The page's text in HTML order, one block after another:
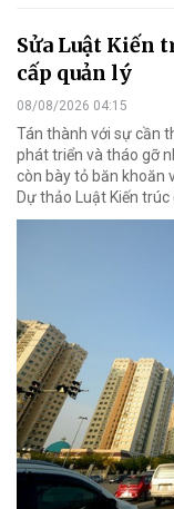
Sửa Luật Kiến
cấp quản lý
08/08/2026 04:15
Tán thành với sự cần
phát triển và tháo gỡ
còn bày tỏ băn khoăn
Dự thảo Luật Kiến trúc